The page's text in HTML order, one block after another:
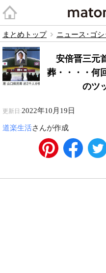
まとめトップ ニュース･ゴ
安倍晋三元
葬・・・・何
のツ
更新日:2022年10月19日
道楽生活さんが作成